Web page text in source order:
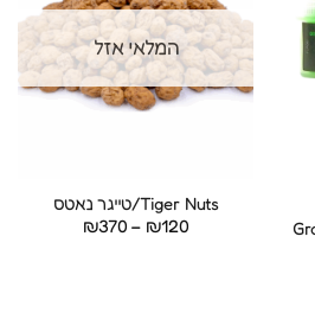
המלאי אזל
Tiger Nuts/טייגר נאטס
₪120
–
₪370